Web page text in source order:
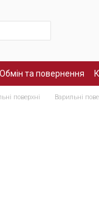
Обмін та повернення
поверхні Варильні